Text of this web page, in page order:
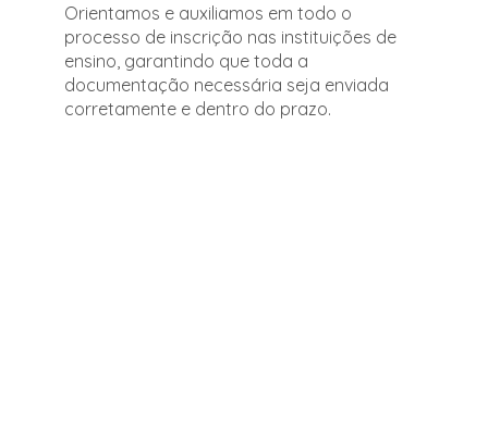
Orientamos e auxiliamos em todo o
processo de inscrição nas instituições de
ensino, garantindo que toda a
documentação necessária seja enviada
corretamente e dentro do prazo.